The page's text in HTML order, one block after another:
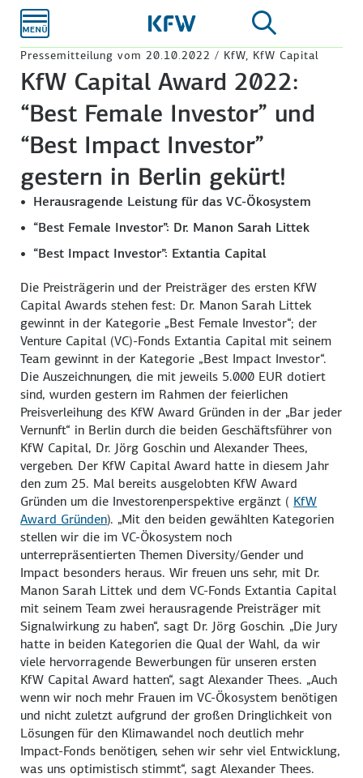
Hauptinhalt
Pressemitteilung vom 20.10.2022 / KfW, KfW Capital
KfW Capital Award 2022:
“Best Female Investor” und
“Best Impact Investor”
gestern in Berlin gekürt!
Herausragende Leistung für das VC-Ökosystem
“Best Female Investor”: Dr. Manon Sarah Littek
“Best Impact Investor”: Extantia Capital
Die Preisträgerin und der Preisträger des ersten KfW
Capital Awards stehen fest: Dr. Manon Sarah Littek
gewinnt in der Kategorie „Best Female Investor“; der
Venture Capital (VC)-Fonds Extantia Capital mit seinem
Team gewinnt in der Kategorie „Best Impact Investor“.
Die Auszeichnungen, die mit jeweils 5.000 EUR dotiert
sind, wurden gestern im Rahmen der feierlichen
Preisverleihung des KfW Award Gründen in der „Bar jeder
Vernunft“ in Berlin durch die beiden Geschäftsführer von
KfW Capital, Dr. Jörg Goschin und Alexander Thees,
vergeben. Der KfW Capital Award hatte in diesem Jahr
den zum 25. Mal bereits ausgelobten KfW Award
Gründen um die Investorenperspektive ergänzt ( KfW
Award Gründen). „Mit den beiden gewählten Kategorien
stellen wir die im VC-Ökosystem noch
unterrepräsentierten Themen Diversity/Gender und
Impact besonders heraus. Wir freuen uns sehr, mit Dr.
Manon Sarah Littek und dem VC-Fonds Extantia Capital
mit seinem Team zwei herausragende Preisträger mit
Signalwirkung zu haben“, sagt Dr. Jörg Goschin. „Die Jury
hatte in beiden Kategorien die Qual der Wahl, da wir
viele hervorragende Bewerbungen für unseren ersten
KfW Capital Award hatten“, sagt Alexander Thees. „Auch
wenn wir noch mehr Frauen im VC-Ökosystem benötigen
und nicht zuletzt aufgrund der großen Dringlichkeit von
Lösungen für den Klimawandel noch deutlich mehr
Impact-Fonds benötigen, sehen wir sehr viel Entwicklung,
was uns optimistisch stimmt“, sagt Alexander Thees.